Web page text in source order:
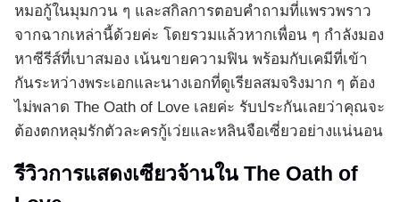
หมอกู้ในมุมกวน ๆ และสกิลการตอบคำถามที่แพรวพราว
จากฉากเหล่านี้ด้วยค่ะ โดยรวมแล้วหากเพื่อน ๆ กำลังมอง
หาซีรีส์ที่เบาสมอง เน้นขายความฟิน พร้อมกับเคมีที่เข้า
กันระหว่างพระเอกและนางเอกที่ดูเรียลสมจริงมาก ๆ ต้อง
ไม่พลาด The Oath of Love เลยค่ะ รับประกันเลยว่าคุณจะ
ต้องตกหลุมรักตัวละครกู้เว่ยและหลินจือเซี่ยวอย่างแน่นอน
รีวิวการแสดงเซียวจ้านใน The Oath of